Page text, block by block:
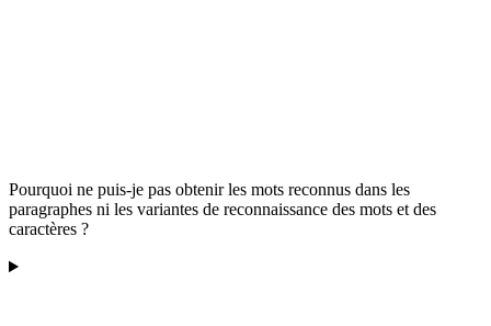
Pourquoi ne puis-je pas obtenir les mots reconnus dans les
paragraphes ni les variantes de reconnaissance des mots et des
caractères ?